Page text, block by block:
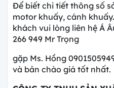
Để biết chi tiết thông số
motor khuấy, cánh
khách vui lòng liên hệ Á
266 949 Mr Trọng
gặp Ms. Hồng
và bản chào giá tốt nhất.